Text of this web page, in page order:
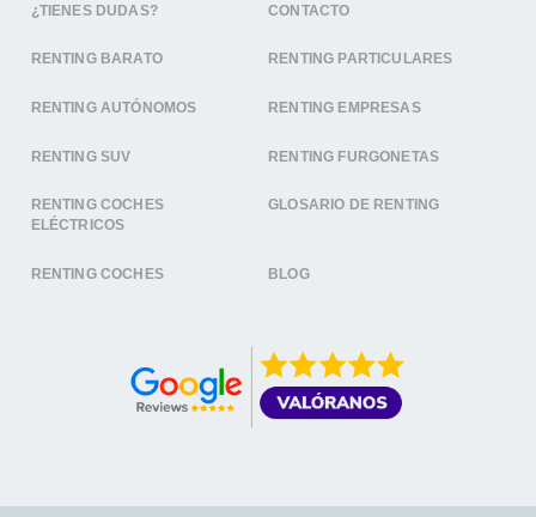
¿TIENES DUDAS? CONTACTO
RENTING BARATO RENTING PARTICULARES
RENTING AUTÓNOMOS RENTING EMPRESAS
RENTING SUV RENTING FURGONETAS
RENTING COCHES
ELÉCTRICOS
GLOSARIO DE RENTING
RENTING COCHES BLOG